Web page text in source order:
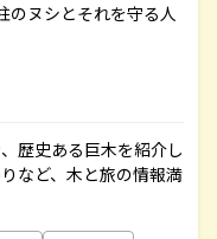
のヌシとそれを守る人
歴史ある巨木を紹介し
など、木と旅の情報満